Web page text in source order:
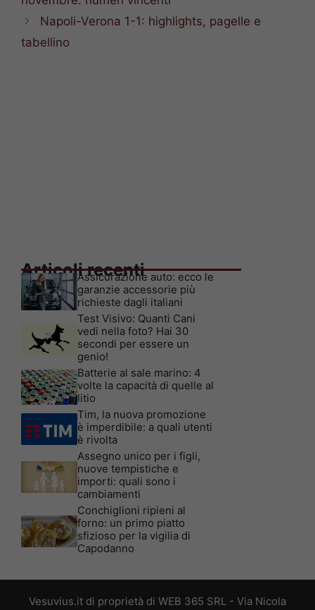
Napoli-Verona 1-1: highlights, pagelle e
tabellino
Articoli recenti
Assicurazione auto: ecco le
garanzie accessorie più
richieste dagli italiani
Test Visivo: Quanti Cani
vedi nella foto? Hai 30
secondi per essere un
genio!
Batterie al sale marino: 4
volte la capacità di quelle al
litio
Tim, la nuova promozione
è imperdibile: a quali utenti
è rivolta
Assegno unico per i figli,
nuove tempistiche e
importi: quali sono i
cambiamenti
Conchiglioni ripieni al
forno: un primo piatto
sfizioso per la vigilia di
Capodanno
Vesuvius.it di proprietà di WEB 365 SRL - Via Nicola